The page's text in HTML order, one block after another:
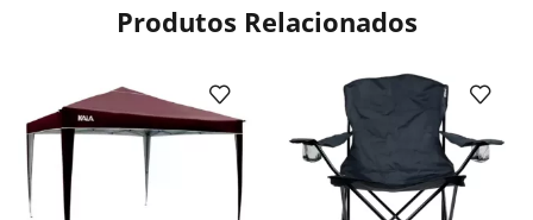
Produtos Relacionados